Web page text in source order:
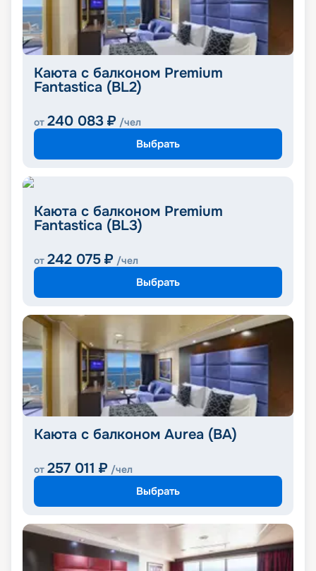
Каюта с балконом Premium
Fantastica (BL2)
от 240 083 ₽ /чел
Выбрать
Каюта с балконом Premium
Fantastica (BL3)
от 242 075 ₽ /чел
Выбрать
Каюта с балконом Aurea (BA)
от 257 011 ₽ /чел
Выбрать